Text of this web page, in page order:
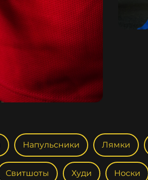
Напульсники Лямки
Свитшоты Худи Носки